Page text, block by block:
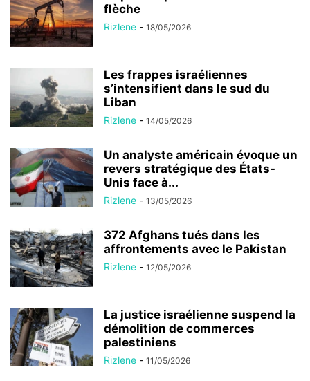
flèche
Rizlene - 18/05/2026
Les frappes israéliennes
s’intensifient dans le sud du
Liban
Rizlene - 14/05/2026
Un analyste américain évoque un
revers stratégique des États-
Unis face à...
Rizlene - 13/05/2026
372 Afghans tués dans les
affrontements avec le Pakistan
Rizlene - 12/05/2026
La justice israélienne suspend la
démolition de commerces
palestiniens
Rizlene - 11/05/2026